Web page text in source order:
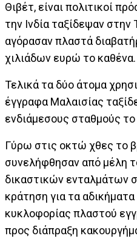
Θιβέτ, είναι πολιτικοί
την Ινδία ταξίδεψαν στην
αγόρασαν πλαστά
χιλιάδων ευρώ το καθένα.
Τελικά τα δύο άτομα
έγγραφα Μαλαισίας
ενδιάμεσους σταθμούς
Γύρω στις οκτώ χθες το
συνελήφθησαν από μέλη
δικαστικών ενταλμάτων
κράτηση για τα
κυκλοφορίας πλαστού
προς διάπραξη